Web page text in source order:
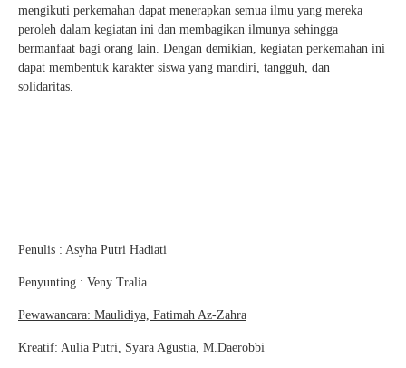
mengikuti perkemahan dapat menerapkan semua ilmu yang mereka
peroleh dalam kegiatan ini dan membagikan ilmunya sehingga
bermanfaat bagi orang lain. Dengan demikian, kegiatan perkemahan ini
dapat membentuk karakter siswa yang mandiri, tangguh, dan
solidaritas.
Penulis : Asyha Putri Hadiati
Penyunting : Veny Tralia
Pewawancara: Maulidiya, Fatimah Az-Zahra
Kreatif: Aulia Putri, Syara Agustia, M.Daerobbi